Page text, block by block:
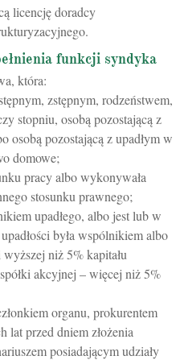
licencję doradcy
funkcji syndyka
która:
zstępnym, rodzeństwem,
stopniu, osobą pozostającą z
osobą pozostającą z upadłym w
domowe;
pracy albo wykonywała
stosunku prawnego;
upadłego, albo jest lub w
była wspólnikiem albo
niż 5% kapitału
akcyjnej – więcej niż 5%
organu, prokurentem
lat przed dniem złożenia
posiadającym udziały